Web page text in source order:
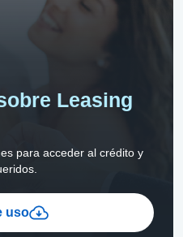
Leasing
para acceder al crédito y
uso